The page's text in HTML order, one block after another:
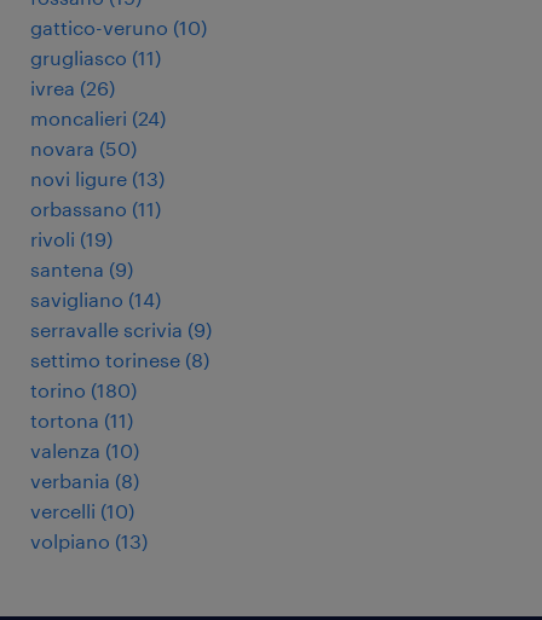
gattico-veruno (10)
grugliasco (11)
ivrea (26)
moncalieri (24)
novara (50)
novi ligure (13)
orbassano (11)
rivoli (19)
santena (9)
savigliano (14)
serravalle scrivia (9)
settimo torinese (8)
torino (180)
tortona (11)
valenza (10)
verbania (8)
vercelli (10)
volpiano (13)